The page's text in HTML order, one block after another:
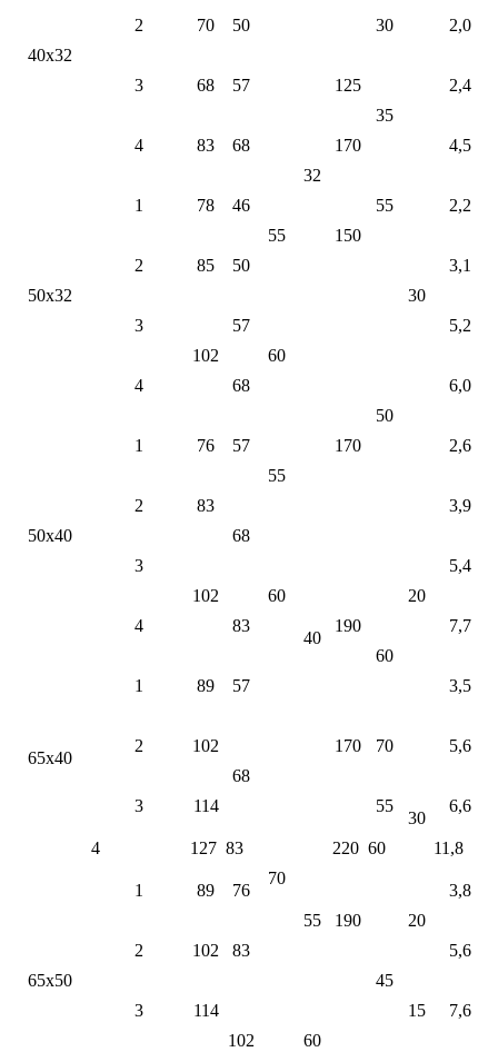
40х32
32
2 70 50 30 2,0
3 68 57
125
35
2,4
4 83 68 170 4,5
50х32
1 78
46
55
150
55
30
2,2
2 85 50
50
3,1
3
102
57
60
170
5,2
4 68 6,0
50х40
1 76
57
55
40
20
2,6
2
83
68
3,9
3
102
60
5,4
4 83
190
60
7,7
65х40
1 89 57
70
170
3,5
2
102
68
70 5,6
3 114 55
30
6,6
4 127 83 220 60 11,8
65х50
1 89
76
55
190
45
20
3,8
2 102 83 5,6
3
114
102
60
15 7,6